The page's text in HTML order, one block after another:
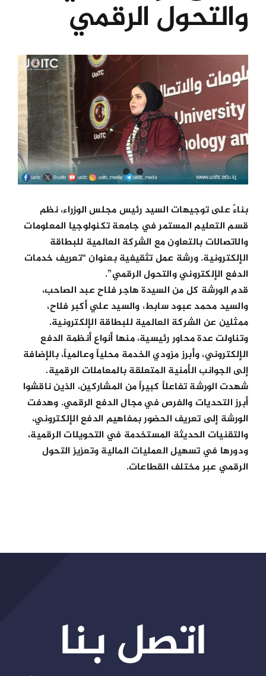
المراكز
الخدمات
اتصل بنا
والتحول الرقمي
View
Larger
بناءً على توجيهات السيد رئيس مجلس الوزراء، نظم
قسم التعليم المستمر في جامعة تكنولوجيا المعلومات
والاتصالات بالتعاون مع الشركة العالمية للبطاقة
الإلكترونية. ورشة عمل تثقيفية بعنوان “تعريف خدمات
الدفع الإلكتروني والتحول الرقمي”.
قدم الورشة كل من السيدة هاجر فلاح عبد الصاحب،
والسيد محمد عبود سابط، والسيد علي أكبر فلاح،
ممثلين عن الشركة العالمية للبطاقة الإلكترونية.
وتناولت عدة محاور رئيسية، منها أنواع أنظمة الدفع
الإلكتروني، وأبرز مزودي الخدمة محلياً وعالمياً، بالإضافة
إلى الجوانب الأمنية المتعلقة بالمعاملات الرقمية.
شهدت الورشة تفاعلاً كبيراً من المشاركين، الذين ناقشوا
أبرز التحديات والفرص في مجال الدفع الرقمي. وهدفت
الورشة إلى تعريف الحضور بمفاهيم الدفع الإلكتروني،
والتقنيات الحديثة المستخدمة في التحويلات الرقمية،
ودورها في تسهيل العمليات المالية وتعزيز التحول
الرقمي عبر مختلف القطاعات.
اتصل بنا